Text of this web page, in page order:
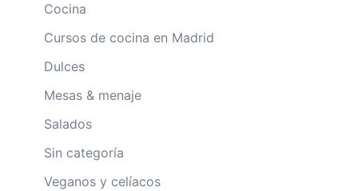
Cocina
Cursos de cocina en Madrid
Dulces
Mesas & menaje
Salados
Sin categoría
Veganos y celíacos